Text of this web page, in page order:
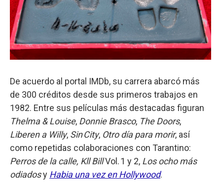
De acuerdo al portal IMDb, su carrera abarcó más
de 300 créditos desde sus primeros trabajos en
1982. Entre sus películas más destacadas figuran
Thelma & Louise, Donnie Brasco, The Doors,
Liberen a Willy, Sin City, Otro día para morir, así
como repetidas colaboraciones con Tarantino:
Perros de la calle, Kll BillVol. 1 y 2, Los ocho más
odiadosy Habia una vez en Hollywood.